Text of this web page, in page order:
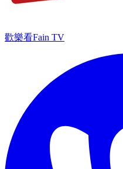
歡樂看Fain TV